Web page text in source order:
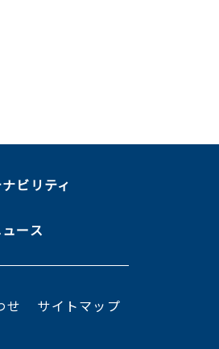
ビリティ
ース
せ サイトマップ